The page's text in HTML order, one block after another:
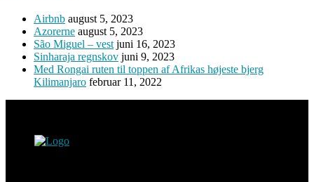
Airbnb august 5, 2023
Azorerne august 5, 2023
São Miguel – vest juni 16, 2023
Sinharaja regnskov juni 9, 2023
Med Rongai ruten til toppen af Afrikas højeste bjerg
Kilimanjaro februar 11, 2022